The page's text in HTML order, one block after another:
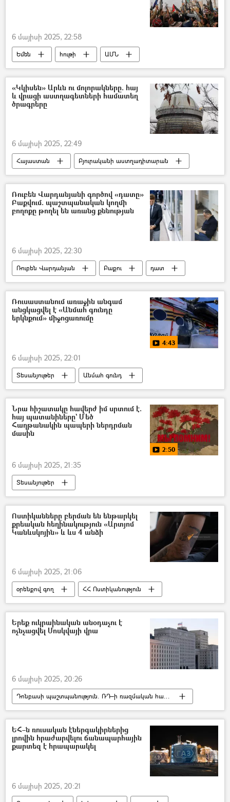
6 մայիսի 2025, 22:58
Եմեն հութի
ԱՄՆ
Դոնալդ Թրամփ
հրադադար
«Կկիսեն» Արևն ու մոլորակները. հայ
և վրացի աստղագետների համատեղ
ծրագրերը
6 մայիսի 2025, 22:49
Հայաստան
Բյուրականի աստղադիտարան
Վրաստանի Հանրապետություն
Հայաստան–Վրաստան համագործակցություն
Աբասթուման
Արեգ Միքայելյան (Բյուրականի աստղադիտարանի տնօրեն)
Ռուբեն Վարդանյանի գործով «դատը»
Բաքվում. պաշտպանական կողմի
բողոքը թողել են առանց քննության
6 մայիսի 2025, 22:30
Ռուբեն Վարդանյան Բաքու
դատ
Ադրբեջան
Ռուսաստանում առաջին անգամ
անցկացվել է «Անմահ գունդը
երկնքում» միջոցառումը
4:43
6 մայիսի 2025, 22:01
Տեսանյութեր
Անմահ գունդ
Ռուսաստան
ուղղաթիռ
Նրա հիշատակը հավերժ իմ սրտում է.
հայ պատանիները` Մեծ
Հաղթանակին պապերի ներդրման
մասին
2:50
6 մայիսի 2025, 21:35
Տեսանյութեր
Հայրենական մեծ պատերազմ
հայ
պատանի
Ոստիկանները բերման են ենթարկել
քրեական հեղինակություն «Արտյոմ
Կանևսկոյին» և ևս 4 անձի
6 մայիսի 2025, 21:06
օրենքով գող ՀՀ Ոստիկանություն
Երեք ուկրաինական անօդաչու է
ոչնչացվել Մոսկվայի վրա
6 մայիսի 2025, 20:26
Դոնբասի պաշտպանություն. ՌԴ–ի ռազմական հատուկ գործողությունը Ուկրաինայում
Մոսկվա
անօդաչու թռչող սարք (ԱԹՍ)
Ուկրաինա
Ռուսաստան
Պատերազմ
Սերգեյ Սոբյանին
ԵՀ–ն ռուսական էներգակիրներից
լրովին հրաժարվելու ճանապարհային
քարտեզ է հրապարակել
6 մայիսի 2025, 20:21